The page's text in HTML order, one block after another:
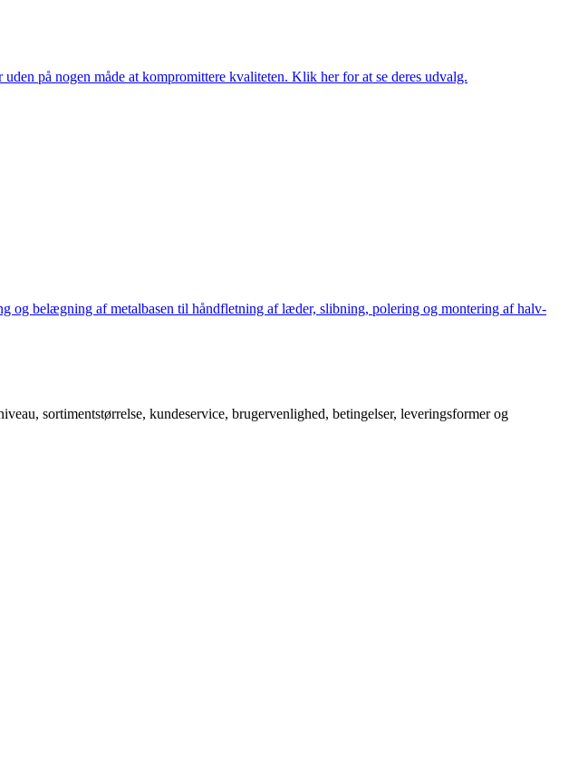
på nogen måde at kompromittere kvaliteten. Klik her for at se deres udvalg.
og belægning af metalbasen til håndfletning af læder, slibning, polering og montering af halv-
sortimentstørrelse, kundeservice, brugervenlighed, betingelser, leveringsformer og